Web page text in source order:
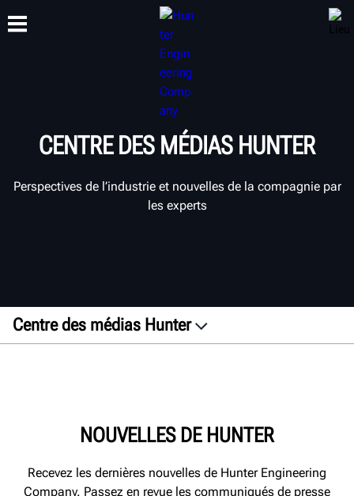
FORMATION
CENTRE DES MÉDIAS HUNTER
Perspectives de l’industrie et nouvelles de la compagnie par
les experts
Centre des médias Hunter
Directives sur la marqueNOUVELLES DE HUNTER
Recevez les dernières nouvelles de Hunter Engineering
Company. Passez en revue les communiqués de presse